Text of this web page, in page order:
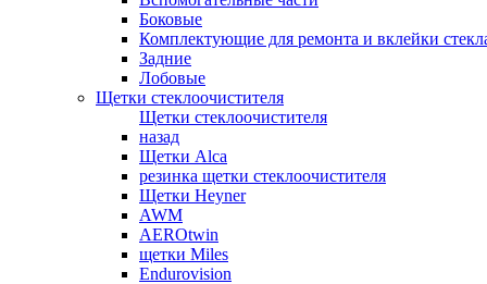
Боковые
Комплектующие для ремонта и вклейки
Задние
Лобовые
Щетки стеклоочистителя
Щетки стеклоочистителя
назад
Щетки Alca
резинка щетки стеклоочистителя
Щетки Heyner
AWM
AEROtwin
щетки Miles
Endurovision